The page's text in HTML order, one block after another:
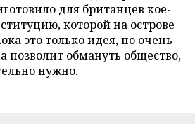
для британцев кое-
которой на острове
это только идея, но очень
позволит обмануть общество,
нужно.